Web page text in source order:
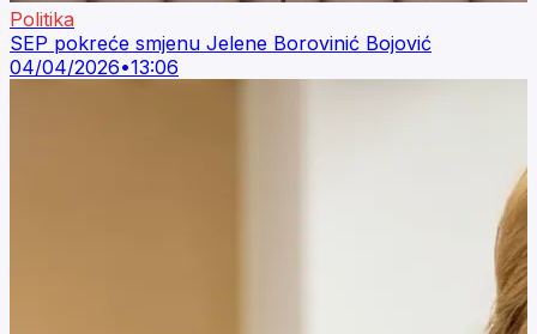
Politika
SEP pokreće smjenu Jelene Borovinić Bojović
04/04/2026•13:06